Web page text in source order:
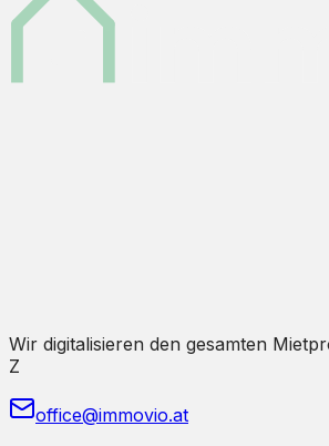
Wir digitalisieren den gesamten
Z
office@immovio.at